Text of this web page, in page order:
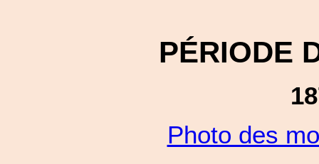
PÉRIODE
Photo des